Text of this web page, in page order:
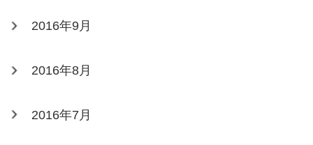
2016年9月
2016年8月
2016年7月